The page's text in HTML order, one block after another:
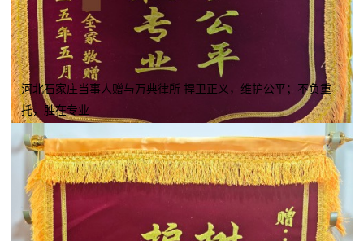
河北石家庄当事人赠与万典律所 捍卫正义，维护公平；不负重
托，胜在专业